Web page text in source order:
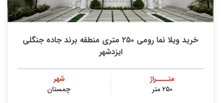
خرید ویلا نما رومی ۲۵۰ متری منطقه برند جاده جنگلی
ایزدشهر
متــــراژ
۲۵۰ متر
شهر
چمستان